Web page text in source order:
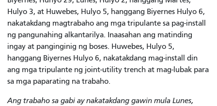
Hulyo 3, at Huwebes, Hulyo 5, hanggang Biyernes Hulyo 6,
nakatakdang magtrabaho ang mga tripulante sa pag-install
ng pangunahing alkantarilya. Inaasahan ang matinding
ingay at panginginig ng boses. Huwebes, Hulyo 5,
hanggang Biyernes Hulyo 6, nakatakdang mag-install din
ang mga tripulante ng joint-utility trench at mag-lubak para
sa mga paparating na trabaho.
Ang trabaho sa gabi ay nakatakdang gawin mula Lunes,